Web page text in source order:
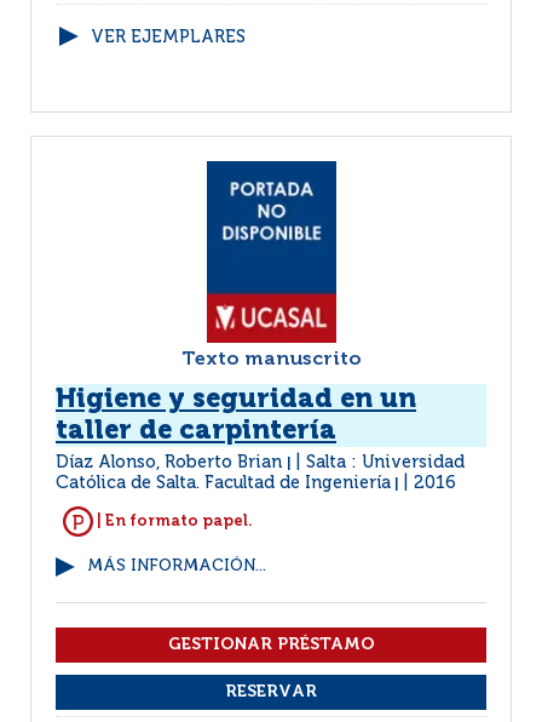
VER EJEMPLARES
Texto manuscrito
Higiene y seguridad en un
taller de carpintería
Díaz Alonso, Roberto Brian
Salta : Universidad
Católica de Salta. Facultad de Ingeniería
2016
| En formato papel.
MÁS INFORMACIÓN...